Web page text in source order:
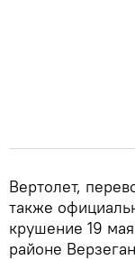
Вертолет,
также
крушение 19
районе